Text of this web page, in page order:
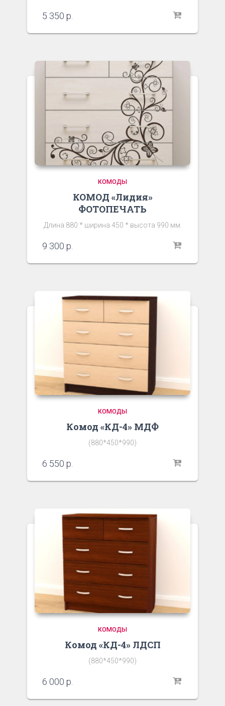
5 350 р.
КОМОДЫ
КОМОД «Лидия»
ФОТОПЕЧАТЬ
Длина 880 * ширина 450 * высота 990 мм.
9 300 р.
КОМОДЫ
Комод «КД-4» МДФ
(880*450*990)
6 550 р.
КОМОДЫ
Комод «КД-4» ЛДСП
(880*450*990)
6 000 р.